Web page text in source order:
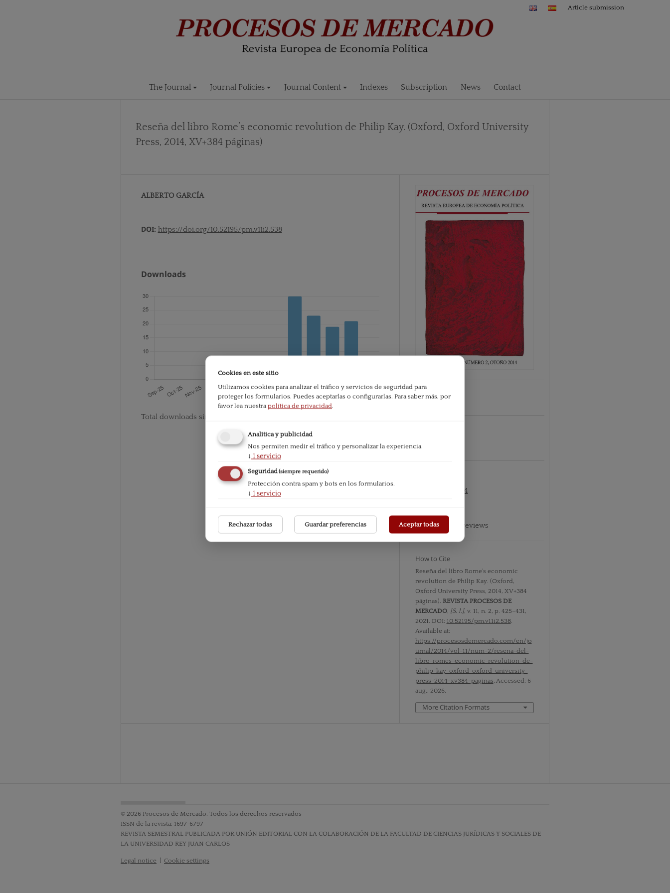
The Journal Journal Policies Journal Content Indexes Subscription News Contact
Article submission
Reseña del libro Rome’s economic revolution de Philip Kay. (Oxford, Oxford University
Press, 2014, XV+384 páginas)
ALBERTO GARCÍA
DOI: https://doi.org/10.52195/pm.v11i2.538
Downloads
Total downloads since publication:
PDF
2021-06-17
Vol. XI nº2 2014
Section
Bibliographic reviews
How to Cite
Reseña del libro Rome’s economic
revolution de Philip Kay. (Oxford,
Oxford University Press, 2014, XV+384
páginas). REVISTA PROCESOS DE
MERCADO, [S. l.], v. 11, n. 2, p. 425–431,
2021. DOI: 10.52195/pm.v11i2.538.
Available at:
https://procesosdemercado.com/en/jo
urnal/2014/vol-11/num-2/resena-del-
libro-romes-economic-revolution-de-
philip-kay-oxford-oxford-university-
press-2014-xv384-paginas. Accessed: 6
aug.. 2026.
More Citation Formats
© 2026 Procesos de Mercado. Todos los derechos reservados
ISSN de la revista: 1697-6797
REVISTA SEMESTRAL PUBLICADA POR UNIÓN EDITORIAL CON LA COLABORACIÓN DE LA FACULTAD DE CIENCIAS JURÍDICAS Y SOCIALES DE
LA UNIVERSIDAD REY JUAN CARLOS
Legal notice Cookie settings
Cookies en este sitio
Utilizamos cookies para analizar el tráfico y servicios de seguridad para
proteger los formularios. Puedes aceptarlas o configurarlas. Para saber más, por
favor lea nuestra política de privacidad.
Analítica y publicidad
Nos permiten medir el tráfico y personalizar la experiencia.
↓ 1 servicio
Seguridad(siempre requerido)
Protección contra spam y bots en los formularios.
↓ 1 servicio
Rechazar todas Guardar preferencias Aceptar todas